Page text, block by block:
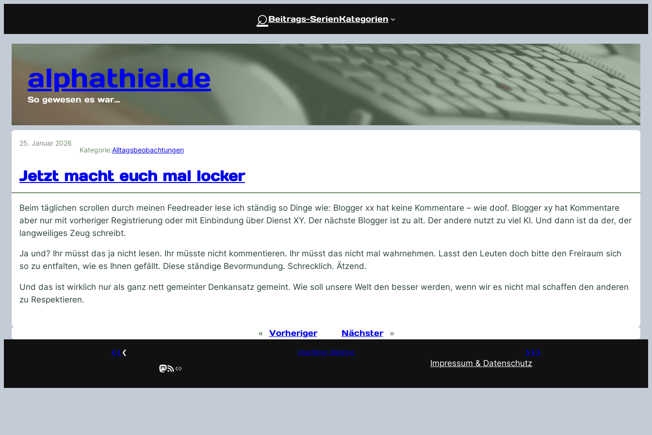
⌕Beitrags-SerienKategorien
alphathiel.de
So gewesen es war…
25. Januar 2026
Kategorie:Alltagsbeobachtungen
Jetzt macht euch mal locker
Beim täglichen scrollen durch meinen Feedreader lese ich ständig so Dinge wie: Blogger xx hat keine Kommentare – wie doof. Blogger xy hat Kommentare
aber nur mit vorheriger Registrierung oder mit Einbindung über Dienst XY. Der nächste Blogger ist zu alt. Der andere nutzt zu viel KI. Und dann ist da der, der
langweiliges Zeug schreibt.
Ja und? Ihr müsst das ja nicht lesen. Ihr müsste nicht kommentieren. Ihr müsst das nicht mal wahrnehmen. Lasst den Leuten doch bitte den Freiraum sich
so zu entfalten, wie es Ihnen gefällt. Diese ständige Bevormundung. Schrecklich. Ätzend.
Und das ist wirklich nur als ganz nett gemeinter Denkansatz gemeint. Wie soll unsere Welt den besser werden, wenn wir es nicht mal schaffen den anderen
zu Respektieren.
« Vorheriger Nächster »
❮❮ ❮ UberBlogr Webring ❯❯❯
Mastodon RSS-Feed Link Impressum & Datenschutz